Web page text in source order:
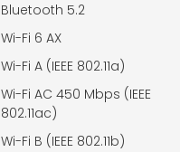
Bluetooth 5.2
Wi-Fi 6 AX
Wi-Fi A (IEEE 802.11a)
Wi-Fi AC 450 Mbps (IEEE
802.11ac)
Wi-Fi B (IEEE 802.11b)